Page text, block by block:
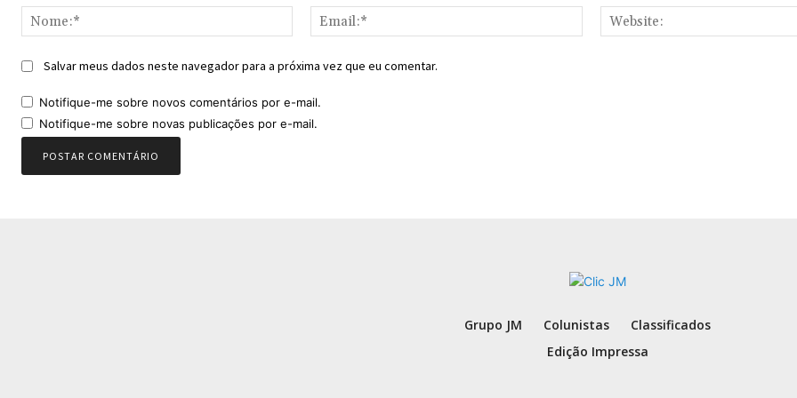
Nome:*
Email:*
Salvar meus dados neste navegador para a próxima vez que eu comentar.
Notifique-me sobre novos comentários por e-mail.
Notifique-me sobre novas publicações por e-mail.
Grupo JM Colunistas
Classificados
Edição Impressa